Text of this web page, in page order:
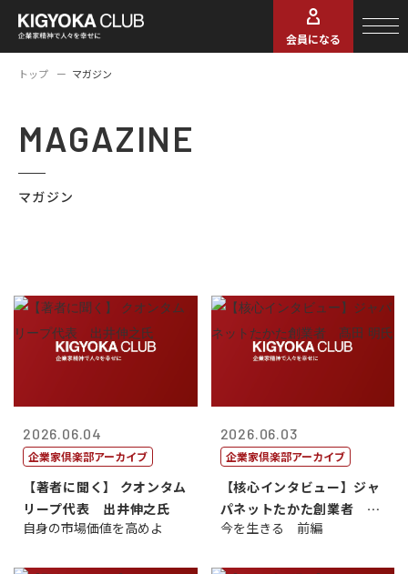
会員になる
トップ マガジン
MAGAZINE
マガジン
2026.06.04
企業家倶楽部アーカイブ
【著者に聞く】 クオンタム
リープ代表 出井伸之氏
自身の市場価値を高めよ
2026.06.03
企業家倶楽部アーカイブ
【核心インタビュー】ジャ
パネットたかた創業者 髙
田 明氏
今を生きる 前編